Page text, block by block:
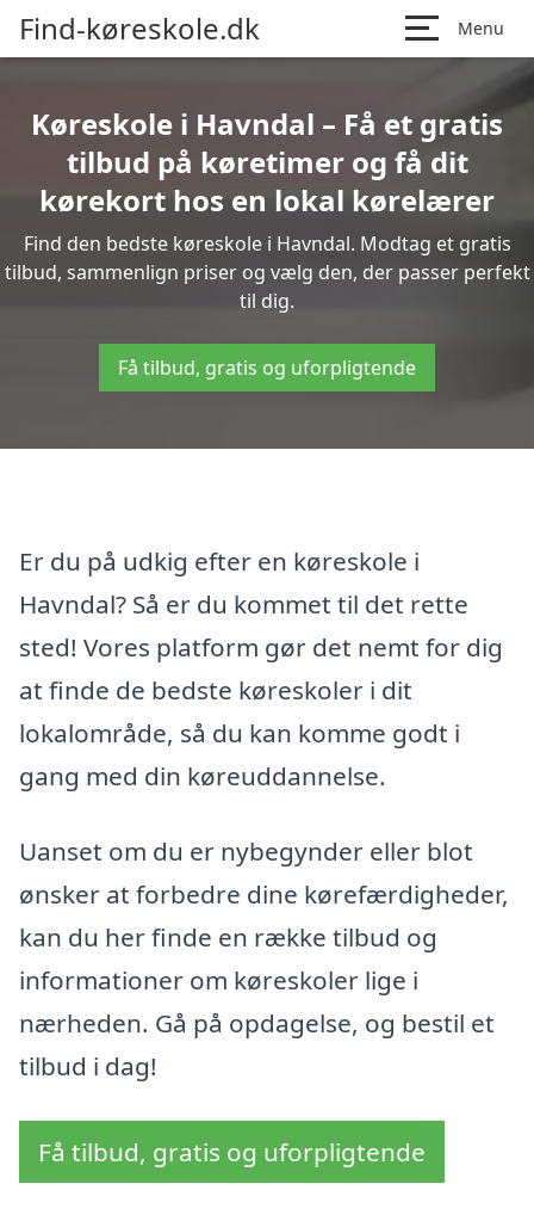
Find-køreskole.dk Menu
Køreskole i Havndal – Få et gratis
tilbud på køretimer og få dit
kørekort hos en lokal kørelærer
Find den bedste køreskole i Havndal. Modtag et gratis
tilbud, sammenlign priser og vælg den, der passer perfekt
til dig.
Få tilbud, gratis og uforpligtende
Er du på udkig efter en køreskole i
Havndal? Så er du kommet til det rette
sted! Vores platform gør det nemt for dig
at finde de bedste køreskoler i dit
lokalområde, så du kan komme godt i
gang med din køreuddannelse.
Uanset om du er nybegynder eller blot
ønsker at forbedre dine kørefærdigheder,
kan du her finde en række tilbud og
informationer om køreskoler lige i
nærheden. Gå på opdagelse, og bestil et
tilbud i dag!
Få tilbud, gratis og uforpligtende